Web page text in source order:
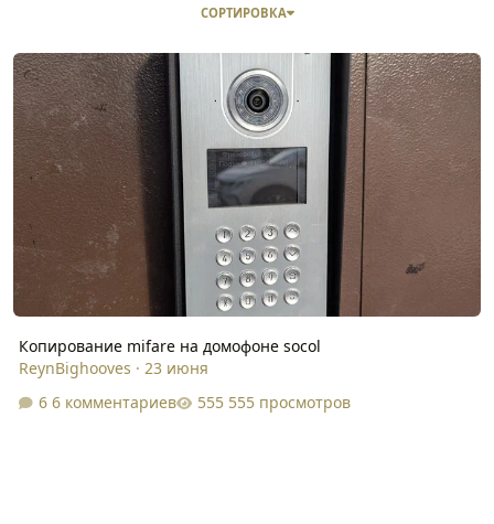
СОРТИРОВКА
Копирование mifare на домофоне socol
Копирование mifare на домофоне socol
ReynBighooves · 23 июня
6 комментариев
555 просмотров